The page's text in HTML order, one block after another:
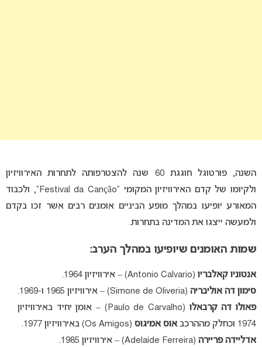
השנה, פורטוגל חוגגת 60 שנה להצטרפותה לתחרות האירוויזיון
ולקיומו של קדם האירוויזיון המקומי “Festival da Canção”, ולכבוד
המאורע יופיעו במהלך מופע הביניים אומנים רבים אשר זכו בקדם
ולמעשה ייצגו את המדינה בתחרות.
שמות האומנים שיופיעו במהלך הערב:
אנטוניו קאלבריו (Antonio Calvario) – אירוויזיון 1964.
סימון דה אוליבריה (Simone de Oliveria) – אירוויזיון 1965 ו-1969.
פאולו דה קרבאלו
(Paulo de Carvalho) – אומן יחיד באירוויזיון
1974 וכחלק מההרכב
אוס אמיגוס (Os Amigos) באירוויזיון 1977.
אדליידה פריירה (Adelaide Ferreira) – אירוויזיון 1985.